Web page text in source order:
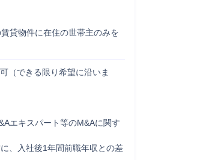
貸物件に在住の世帯主のみを
（できる限り希望に沿いま
エキスパート等のM&Aに関す
、入社後1年間前職年収との差